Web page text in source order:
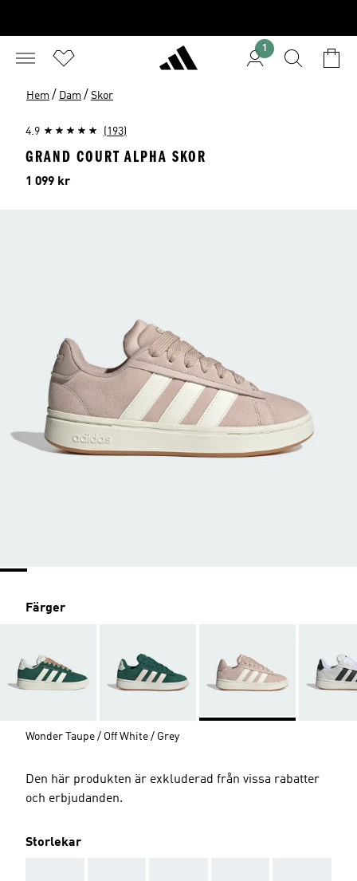
1
Hem / Dam / Skor
4.9 (193)
GRAND COURT ALPHA SKOR
Pris
1 099 kr
Färger
Wonder Taupe / Off White / Grey
Den här produkten är exkluderad från vissa rabatter
och erbjudanden.
Storlekar